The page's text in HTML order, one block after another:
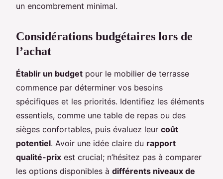
un encombrement minimal.
Considérations budgétaires lors de
l’achat
Établir un budget pour le mobilier de terrasse
commence par déterminer vos besoins
spécifiques et les priorités. Identifiez les éléments
essentiels, comme une table de repas ou des
sièges confortables, puis évaluez leur coût
potentiel. Avoir une idée claire du rapport
qualité-prix est crucial; n’hésitez pas à comparer
les options disponibles à différents niveaux de